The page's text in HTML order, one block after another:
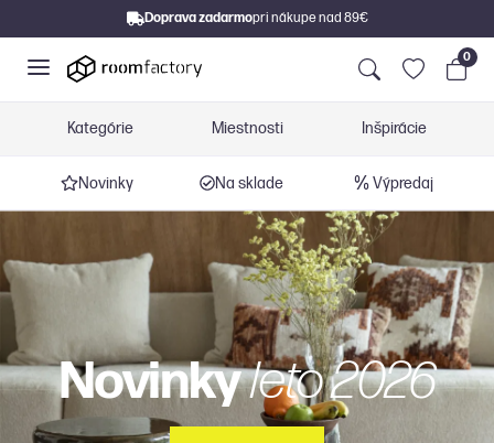
Doprava zadarmopri nákupe nad 89€
0
Kategórie Miestnosti Inšpirácie
Novinky Na sklade Výpredaj
Novinkyleto 2026